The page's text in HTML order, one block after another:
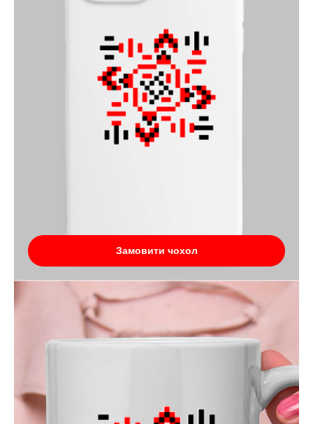
Замовити чохол